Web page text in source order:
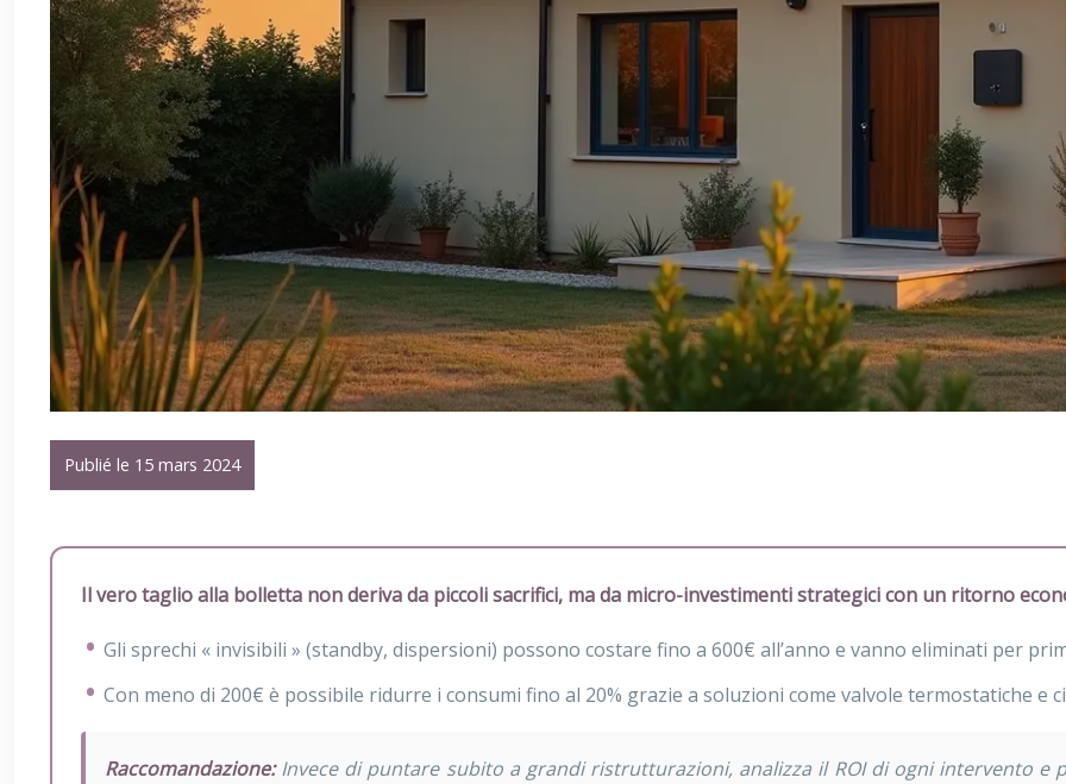
Publié le 15 mars 2024
Il vero taglio alla bolletta non deriva da piccoli sacrifici, ma da micro-investimenti strategici con un ritorno
Gli sprechi « invisibili » (standby, dispersioni) possono costare fino a 600€ all’anno e vanno eliminati per
Con meno di 200€ è possibile ridurre i consumi fino al 20% grazie a soluzioni come valvole termostatiche e
Raccomandazione:Invece di puntare subito a grandi ristrutturazioni, analizza il ROI di ogni intervento e